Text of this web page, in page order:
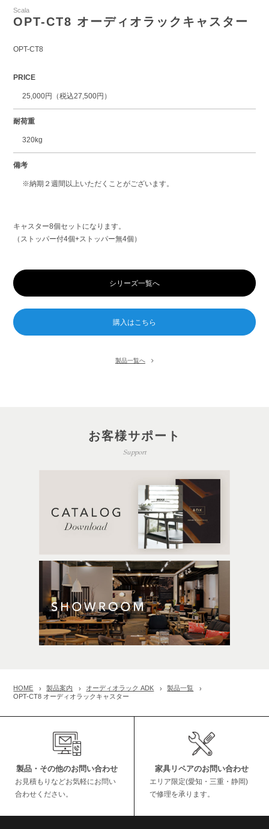
Scala
OPT-CT8 オーディオラックキャスター
OPT-CT8
PRICE
25,000円（税込27,500円）
耐荷重
320kg
備考
※納期２週間以上いただくことがございます。
キャスター8個セットになります。
（ストッパー付4個+ストッパー無4個）
シリーズ一覧へ
製品一覧へ
お客様サポート
Support
HOME 製品案内 オーディオラック ADK
製品一覧
OPT-CT8 オーディオラックキャスター
製品・その他のお問い合わせ
お見積もりなどお気軽にお問い
合わせください。
家具リペアのお問い合わせ
エリア限定(愛知・三重・静岡)
で修理を承ります。